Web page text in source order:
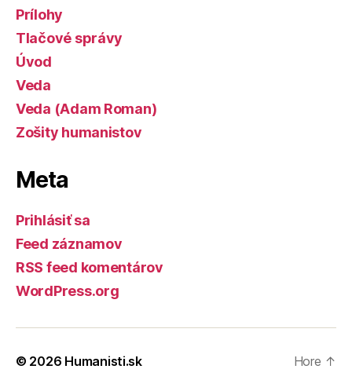
Prílohy
Tlačové správy
Úvod
Veda
Veda (Adam Roman)
Zošity humanistov
Meta
Prihlásiť sa
Feed záznamov
RSS feed komentárov
WordPress.org
© 2026 Humanisti.sk Hore ↑